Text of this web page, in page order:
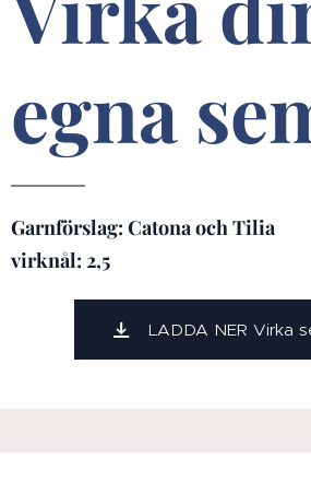
egna
Garnförslag: Catona och Tilia
virknål: 2,5
LADDA NER Virka